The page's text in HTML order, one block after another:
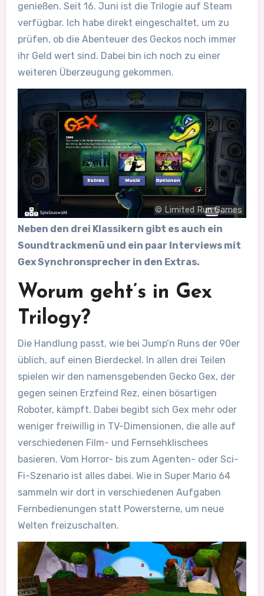
genießen. Seit 16. Juni ist die Trilogie auf Steam
verfügbar. Ich habe direkt eingeschaltet, um zu
prüfen, ob die Abenteuer des Geckos noch immer
ihr Geld wert sind. Dabei bin ich noch zu einer
weiteren Überzeugung gekommen.
© Limited Run Games
Neben den drei Klassikern gibt es auch ein
Soundtrackmenü und ein paar Interviews mit
Gex Synchronsprecher in den Extras.
Worum geht’s in Gex
Trilogy?
Die Handlung passt, wie bei Jump’n Runs der 90er
üblich, auf einen Bierdeckel. In allen drei Teilen
spielen wir den namensgebenden Gecko Gex, der
gegen seinen Erzfeind Rez, einen bösartigen
Roboter, kämpft. Dabei begibt sich Gex mehr oder
weniger freiwillig in TV-Dimensionen, die alle auf
verschiedenen Film- und Fernsehklischees
basieren. Vom Horror- bis zum Agenten- oder Sci-
Fi-Szenario ist alles dabei. Wie in Super Mario 64
sammeln wir dort in verschiedenen Aufgaben
Fernbedienungen statt Powersterne, um neue
Welten freizuschalten.